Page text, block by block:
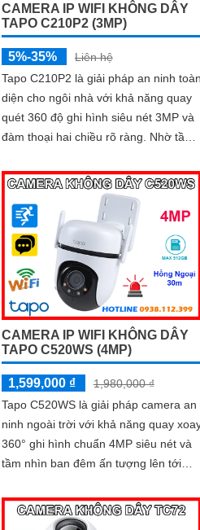
CAMERA IP WIFI KHÔNG DÂY
TAPO C210P2 (3MP)
5%-35%
Liên hệ
Tapo C210P2 là giải pháp an ninh toàn
diện cho ngôi nhà với khả năng quay
quét 360 độ ghi hình siêu nét 3MP và
đàm thoại hai chiều rõ ràng. Nhờ tầm
cắm thẻ nhớ hỗ trợ đến 512GB, bạn
có thể yên tâm giám sát cả ngày lẫn
đêm
CAMERA IP WIFI KHÔNG DÂY
TAPO C520WS (4MP)
1,599,000 ₫
1,980,000 ₫
Tapo C520WS là giải pháp camera an
ninh ngoài trời với khả năng quay
360° ghi hình chuẩn 4MP siêu nét và
tầm nhìn ban đêm ấn tượng lên tới
hai chiều, phát hiện chuyển động
thông minh và báo động kịp thời,